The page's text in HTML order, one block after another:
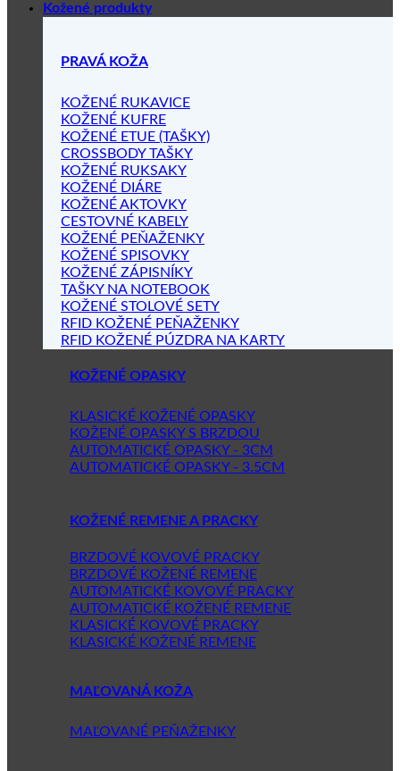
Kožené produkty
PRAVÁ KOŽA
KOŽENÉ RUKAVICE
KOŽENÉ KUFRE
KOŽENÉ ETUE (TAŠKY)
CROSSBODY TAŠKY
KOŽENÉ RUKSAKY
KOŽENÉ DIÁRE
KOŽENÉ AKTOVKY
CESTOVNÉ KABELY
KOŽENÉ PEŇAŽENKY
KOŽENÉ SPISOVKY
KOŽENÉ ZÁPISNÍKY
TAŠKY NA NOTEBOOK
KOŽENÉ STOLOVÉ SETY
RFID KOŽENÉ PEŇAŽENKY
RFID KOŽENÉ PÚZDRA NA KARTY
KOŽENÉ OPASKY
KLASICKÉ KOŽENÉ OPASKY
KOŽENÉ OPASKY S BRZDOU
AUTOMATICKÉ OPASKY - 3CM
AUTOMATICKÉ OPASKY - 3.5CM
KOŽENÉ REMENE A PRACKY
BRZDOVÉ KOVOVÉ PRACKY
BRZDOVÉ KOŽENÉ REMENE
AUTOMATICKÉ KOVOVÉ PRACKY
AUTOMATICKÉ KOŽENÉ REMENE
KLASICKÉ KOVOVÉ PRACKY
KLASICKÉ KOŽENÉ REMENE
MAĽOVANÁ KOŽA
MAĽOVANÉ PEŇAŽENKY